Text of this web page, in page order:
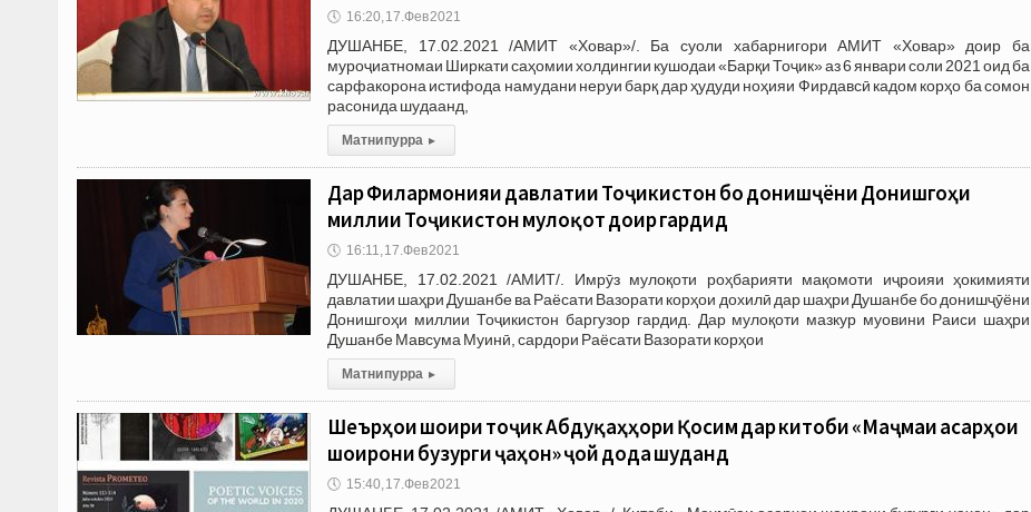
🕔 16:20, 17.Фев 2021
ДУШАНБЕ, 17.02.2021 /АМИТ «Ховар»/. Ба суоли хабарнигори АМИТ «Ховар» доир ба
муроҷиатномаи Ширкати саҳомии холдингии кушодаи «Барқи Тоҷик» аз 6 январи соли 2021 оид ба
сарфакорона истифода намудани неруи барқ дар ҳудуди ноҳияи Фирдавсӣ кадом корҳо ба сомон
расонида шудаанд,
Матни пурра ▸
Дар Филармонияи давлатии Тоҷикистон бо донишҷӯёни Донишгоҳи
миллии Тоҷикистон мулоқот доир гардид
🕔 16:11, 17.Фев 2021
ДУШАНБЕ, 17.02.2021 /АМИТ/. Имрӯз мулоқоти роҳбарияти мақомоти иҷроияи ҳокимияти
давлатии шаҳри Душанбе ва Раёсати Вазорати корҳои дохилӣ дар шаҳри Душанбе бо донишҷӯёни
Донишгоҳи миллии Тоҷикистон баргузор гардид. Дар мулоқоти мазкур муовини Раиси шаҳри
Душанбе Мавсума Муинӣ, сардори Раёсати Вазорати корҳои
Матни пурра ▸
Шеърҳои шоири тоҷик Абдуқаҳҳори Қосим дар китоби «Маҷмӯаи асарҳои
шоирони бузурги ҷаҳон» ҷой дода шуданд
🕔 15:40, 17.Фев 2021